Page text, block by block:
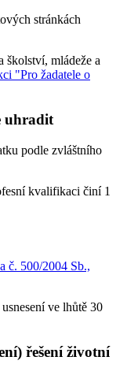
stránkách
školství, mládeže a
"Pro žadatele o
uhradit
podle zvláštního
kvalifikaci činí 1
č. 500/2004 Sb.,
ve lhůtě 30
řešení životní